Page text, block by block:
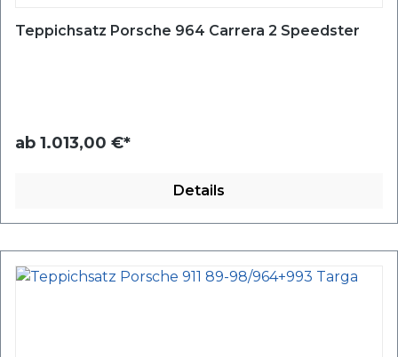
Teppichsatz Porsche 964 Carrera 2 Speedster
ab 1.013,00 €*
Details